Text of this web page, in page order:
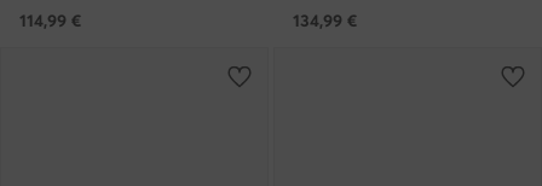
114,99 €
134,99 €